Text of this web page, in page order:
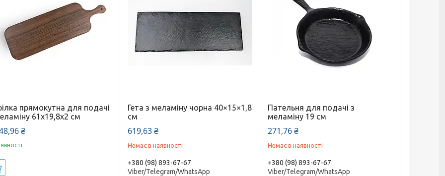
прямокутна для подачі
61х19,8х2 см
₴
Гета з меламіну чорна 40×15×1,8
см
619,63 ₴
Немає в наявності
+380 (98) 893-67-67
Viber/Telegram/WhatsApp
Пательня для подачі з
меламіну 19 см
271,76 ₴
Немає в наявності
+380 (98) 893-67-67
Viber/Telegram/WhatsApp